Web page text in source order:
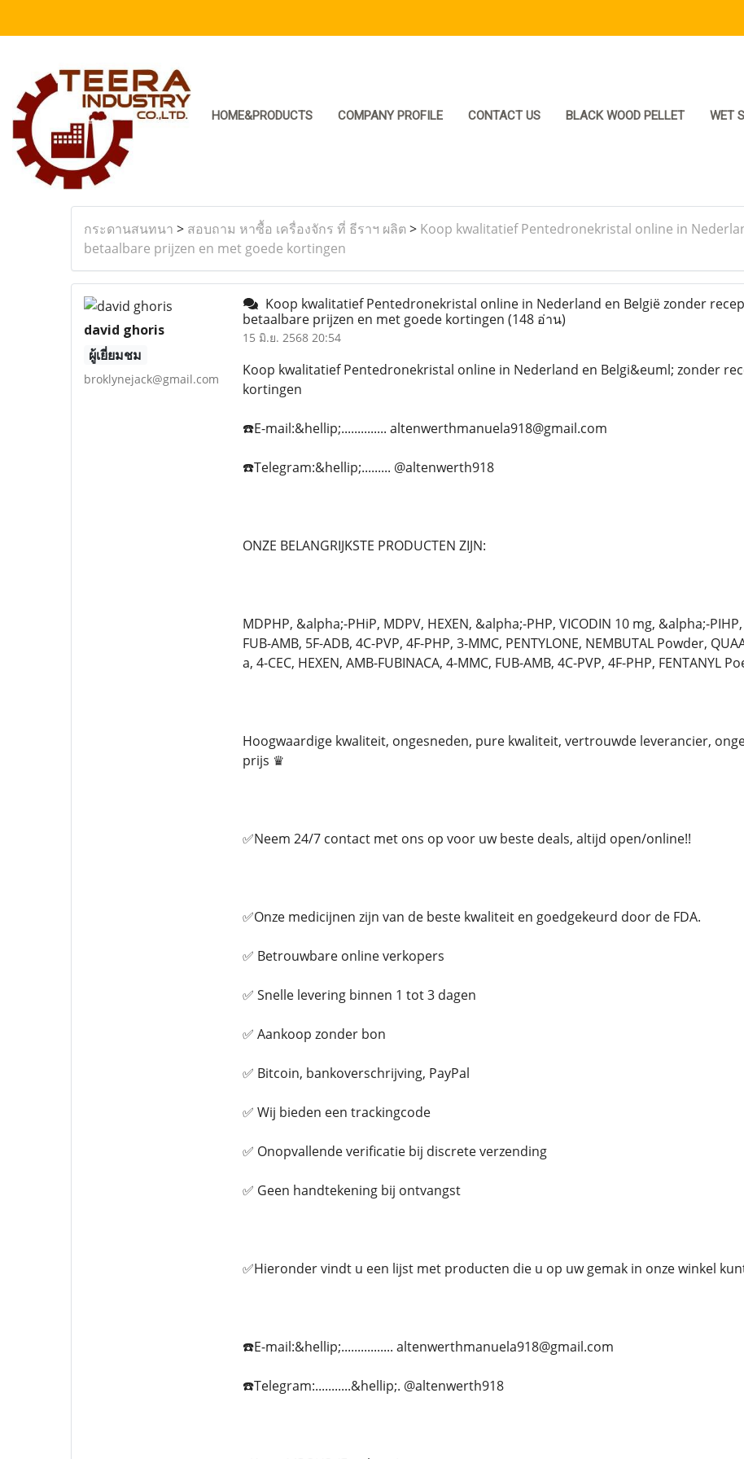
HOME&PRODUCTS COMPANY PROFILE CONTACT US BLACK WOOD PELLET WET
กระดานสนทนา > สอบถาม หาซื้อ เครื่องจักร ที่ ธีราฯ ผลิต > Koop kwalitatief Pentedronekristal online in
betaalbare prijzen en met goede kortingen
david ghoris
ผู้เยี่ยมชม
broklynejack@gmail.com
Koop kwalitatief Pentedronekristal online in Nederland en België zonder
betaalbare prijzen en met goede kortingen (148 อ่าน)
15 มิ.ย. 2568 20:54
Koop kwalitatief Pentedronekristal online in Nederland en Belgi&euml; zonder
kortingen
☎️E-mail:&hellip;.............. altenwerthmanuela918@gmail.com
☎️Telegram:&hellip;......... @altenwerth918
ONZE BELANGRIJKSTE PRODUCTEN ZIJN:
MDPHP, &alpha;-PHiP, MDPV, HEXEN, &alpha;-PHP, VICODIN 10 mg, &alpha;-
FUB-AMB, 5F-ADB, 4C-PVP, 4F-PHP, 3-MMC, PENTYLONE, NEMBUTAL Powder,
a, 4-CEC, HEXEN, AMB-FUBINACA, 4-MMC, FUB-AMB, 4C-PVP, 4F-PHP, FENTANYL
Hoogwaardige kwaliteit, ongesneden, pure kwaliteit, vertrouwde leverancier,
prijs ♛
✅Neem 24/7 contact met ons op voor uw beste deals, altijd open/online!!
✅Onze medicijnen zijn van de beste kwaliteit en goedgekeurd door de FDA.
✅ Betrouwbare online verkopers
✅ Snelle levering binnen 1 tot 3 dagen
✅ Aankoop zonder bon
✅ Bitcoin, bankoverschrijving, PayPal
✅ Wij bieden een trackingcode
✅ Onopvallende verificatie bij discrete verzending
✅ Geen handtekening bij ontvangst
✅Hieronder vindt u een lijst met producten die u op uw gemak in onze winkel
☎️E-mail:&hellip;................ altenwerthmanuela918@gmail.com
☎️Telegram:...........&hellip;. @altenwerth918